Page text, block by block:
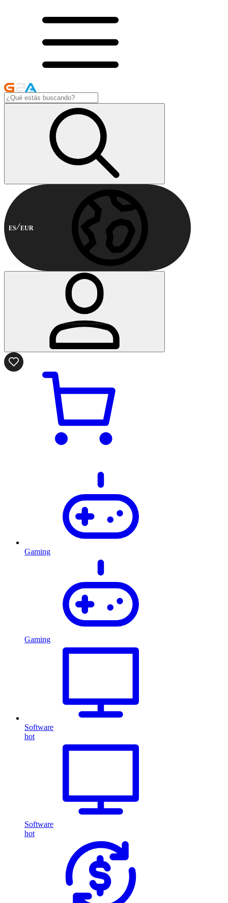
ES EUR
Gaming
Gaming
Software
hot
Software
hot